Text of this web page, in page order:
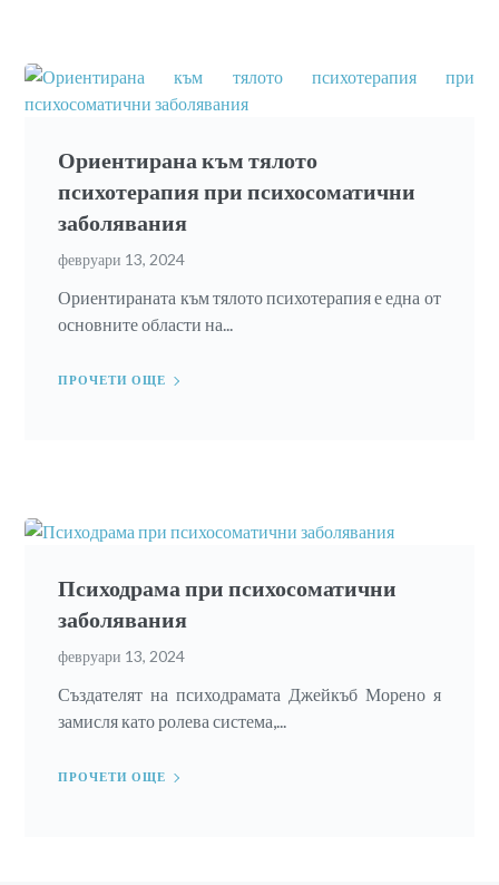
Ориентирана към тялото
психотерапия при психосоматични
заболявания
февруари 13, 2024
Ориентираната към тялото психотерапия е една от
основните области на...
ПРОЧЕТИ ОЩЕ
Психодрама при психосоматични
заболявания
февруари 13, 2024
Създателят на психодрамата Джейкъб Морено я
замисля като ролева система,...
ПРОЧЕТИ ОЩЕ